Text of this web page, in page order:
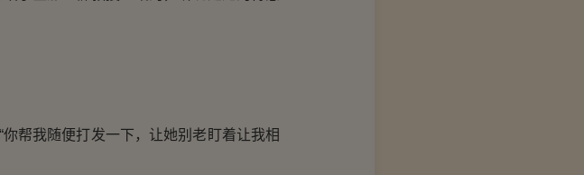
我随便打发一下，让她别老盯着让我相